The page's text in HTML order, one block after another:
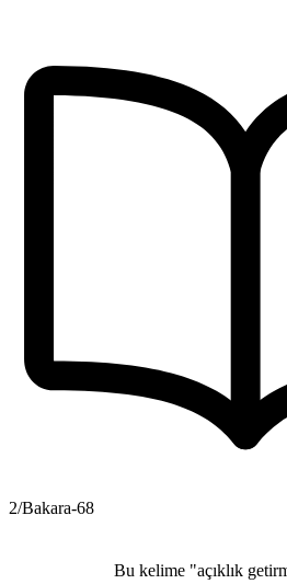
2/Bakara-68
Bu kelime "açıklık